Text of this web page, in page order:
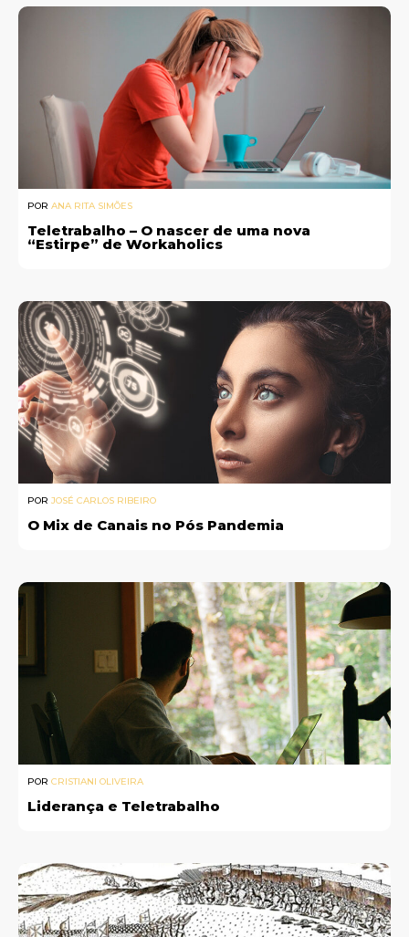
POR ANA RITA SIMÕES
Teletrabalho – O nascer de uma nova
“Estirpe” de Workaholics
POR JOSÉ CARLOS RIBEIRO
O Mix de Canais no Pós Pandemia
POR CRISTIANI OLIVEIRA
Liderança e Teletrabalho